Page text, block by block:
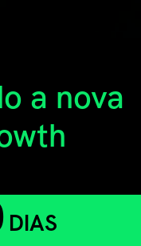
a nova
DIAS